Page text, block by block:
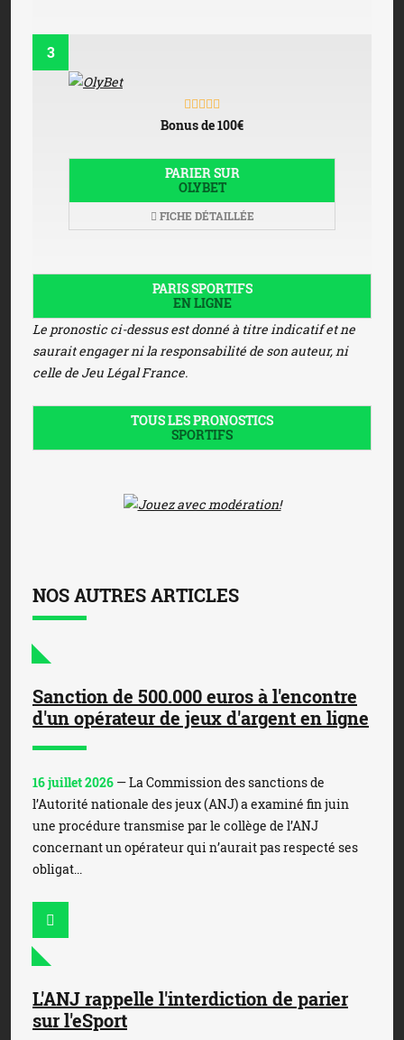
3
Bonus de 100€
PARIER SUR
OLYBET
FICHE DÉTAILLÉE
PARIS SPORTIFS
EN LIGNE
Le pronostic ci-dessus est donné à titre indicatif et ne
saurait engager ni la responsabilité de son auteur, ni
celle de Jeu Légal France.
TOUS LES PRONOSTICS
SPORTIFS
NOS AUTRES ARTICLES
Sanction de 500.000 euros à l'encontre
d'un opérateur de jeux d'argent en ligne
16 juillet 2026 — La Commission des sanctions de
l’Autorité nationale des jeux (ANJ) a examiné fin juin
une procédure transmise par le collège de l’ANJ
concernant un opérateur qui n’aurait pas respecté ses
obligat...
L'ANJ rappelle l'interdiction de parier
sur l'eSport